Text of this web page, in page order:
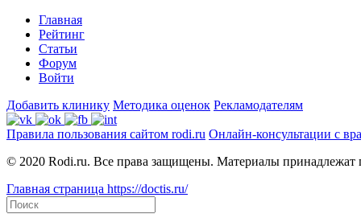
Главная
Рейтинг
Статьи
Форум
Войти
Добавить клинику Методика оценок Рекламодателям
Правила пользования сайтом rodi.ru Онлайн-консультации с
© 2020 Rodi.ru. Все права защищены. Материалы принадлежат
Главная страница https://doctis.ru/